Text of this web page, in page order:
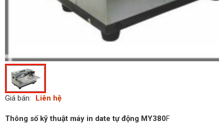
Giá bán: Liên hệ
Thông số kỹ thuật máy in date tự động MY380F